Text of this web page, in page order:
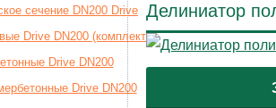
сечение DN200 Drive
Drive DN200 (комплекты)
Drive DN200
Drive DN200
Делиниатор